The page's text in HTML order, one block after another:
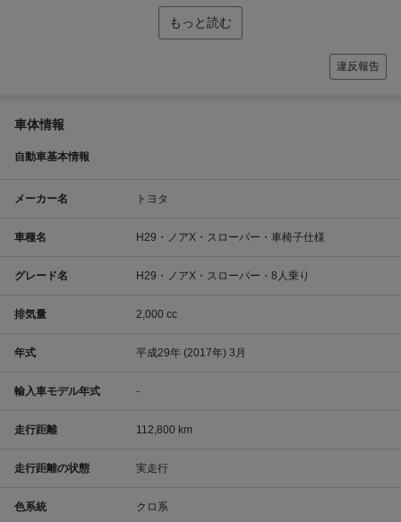
もっと読む
違反報告
車体情報
自動車基本情報
メーカー名 トヨタ
車種名 H29・ノアX・スローパー・車椅子仕様
グレード名 H29・ノアX・スローパー・8人乗り
排気量 2,000 cc
年式 平成29年 (2017年) 3月
輸入車モデル年式 -
走行距離 112,800 km
走行距離の状態 実走行
色系統 クロ系